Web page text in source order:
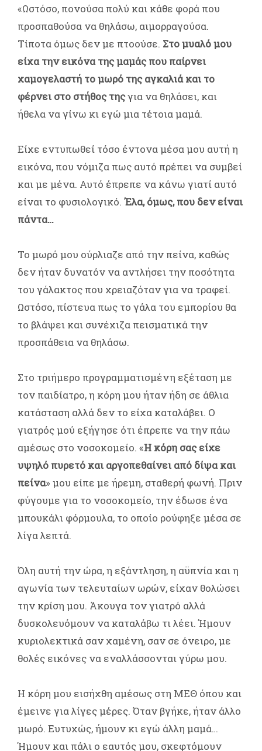
«Ωστόσο, πονούσα πολύ και κάθε φορά που
προσπαθούσα να θηλάσω, αιμορραγούσα.
Τίποτα όμως δεν με πτοούσε. Στο μυαλό μου
είχα την εικόνα της μαμάς που παίρνει
χαμογελαστή το μωρό της αγκαλιά και το
φέρνει στο στήθος τηςγια να θηλάσει, και
ήθελα να γίνω κι εγώ μια τέτοια μαμά.
Είχε εντυπωθεί τόσο έντονα μέσα μου αυτή η
εικόνα, που νόμιζα πως αυτό πρέπει να συμβεί
και με μένα. Αυτό έπρεπε να κάνω γιατί αυτό
είναι το φυσιολογικό. Έλα, όμως, που δεν είναι
πάντα…
Το μωρό μου ούρλιαζε από την πείνα, καθώς
δεν ήταν δυνατόν να αντλήσει την ποσότητα
του γάλακτος που χρειαζόταν για να τραφεί.
Ωστόσο, πίστευα πως το γάλα του εμπορίου θα
το βλάψει και συνέχιζα πεισματικά την
προσπάθεια να θηλάσω.
Στο τριήμερο προγραμματισμένη εξέταση με
τον παιδίατρο, η κόρη μου ήταν ήδη σε άθλια
κατάσταση αλλά δεν το είχα καταλάβει. Ο
γιατρός μού εξήγησε ότι έπρεπε να την πάω
αμέσως στο νοσοκομείο. «Η κόρη σας είχε
υψηλό πυρετό και αργοπεθαίνει από δίψα και
πείνα» μου είπε με ήρεμη, σταθερή φωνή. Πριν
φύγουμε για το νοσοκομείο, την έδωσε ένα
μπουκάλι φόρμουλα, το οποίο ρούφηξε μέσα σε
λίγα λεπτά.
Όλη αυτή την ώρα, η εξάντληση, η αϋπνία και η
αγωνία των τελευταίων ωρών, είχαν θολώσει
την κρίση μου. Άκουγα τον γιατρό αλλά
δυσκολευόμουν να καταλάβω τι λέει. Ήμουν
κυριολεκτικά σαν χαμένη, σαν σε όνειρο, με
θολές εικόνες να εναλλάσσονται γύρω μου.
Η κόρη μου εισήχθη αμέσως στη ΜΕΘ όπου και
έμεινε για λίγες μέρες. Όταν βγήκε, ήταν άλλο
μωρό. Ευτυχώς, ήμουν κι εγώ άλλη μαμά…
Ήμουν και πάλι ο εαυτός μου, σκεφτόμουν